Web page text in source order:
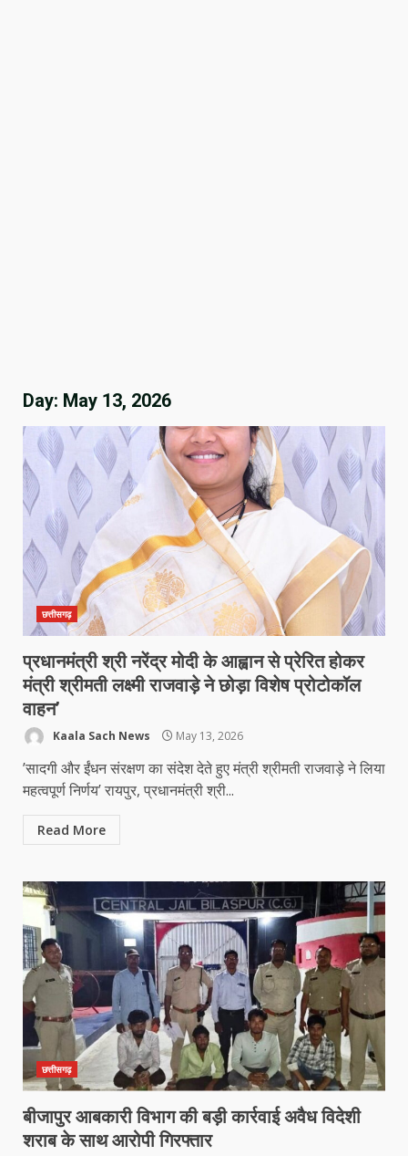
Day: May 13, 2026
छत्तीसगढ़
प्रधानमंत्री श्री नरेंद्र मोदी के आह्वान से प्रेरित होकर
मंत्री श्रीमती लक्ष्मी राजवाड़े ने छोड़ा विशेष प्रोटोकॉल
वाहन’
Kaala Sach News May 13, 2026
’सादगी और ईंधन संरक्षण का संदेश देते हुए मंत्री श्रीमती राजवाड़े ने लिया
महत्वपूर्ण निर्णय’ रायपुर, प्रधानमंत्री श्री...
Read More
छत्तीसगढ़
बीजापुर आबकारी विभाग की बड़ी कार्रवाई अवैध विदेशी
शराब के साथ आरोपी गिरफ्तार